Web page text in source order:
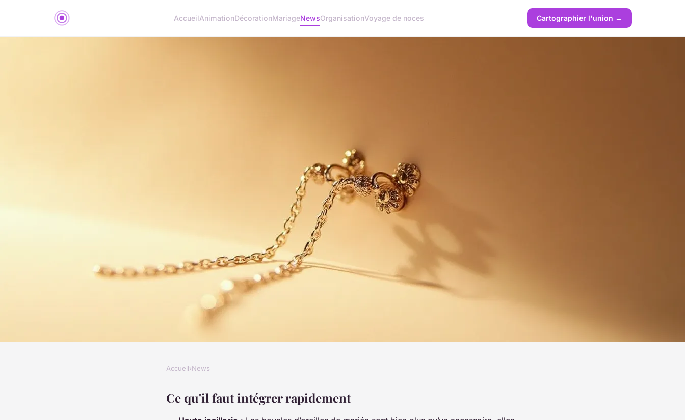
AccueilAnimationDécorationMariageNewsOrganisationVoyage de noces Cartographier l'union →
Vos envies de boucles d'oreille haute
Accueil›News
Ce qu'il faut intégrer rapidement